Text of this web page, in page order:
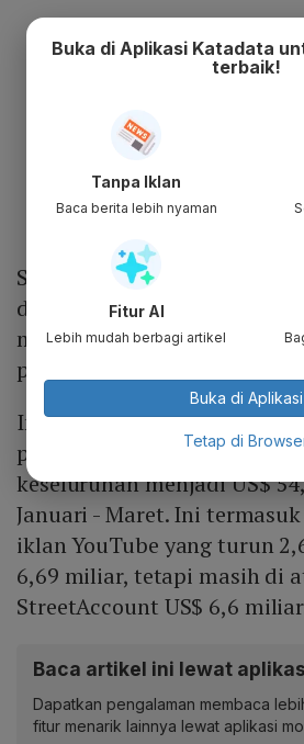
SedangkanYouTube
dengan TikTok. Pendapatan
milik Google susut untuk
pada kuartal IV 2022.
Induk Google, Alphabet
penurunan pendapatan iklan
keseluruhan menjadi US$
Januari - Maret. Ini
iklan YouTube yang turun
6,69 miliar, tetapi masih di
StreetAccount US$ 6,6
Baca artikel ini lewat
Dapatkan pengalaman membaca
fitur menarik lainnya lewat aplikasi
Buka di Aplikasi Katadata
terbaik!
Tanpa Iklan
Baca berita lebih nyaman
Fitur AI
Lebih mudah berbagi artikel
Buka di Aplikasi
Tetap di